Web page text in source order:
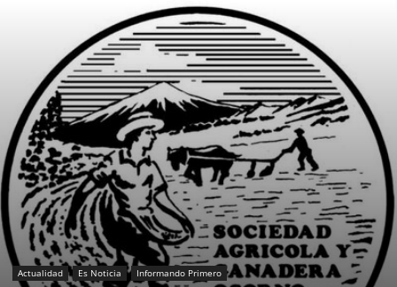
Actualidad Es Noticia Informando Primero